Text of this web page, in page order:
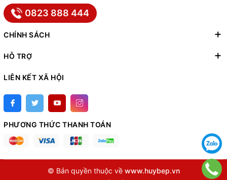
0823 888 444
CHÍNH SÁCH
HỖ TRỢ
LIÊN KẾT XÃ HỘI
PHƯƠNG THỨC THANH TOÁN
© Bản quyền thuộc về www.huybep.vn